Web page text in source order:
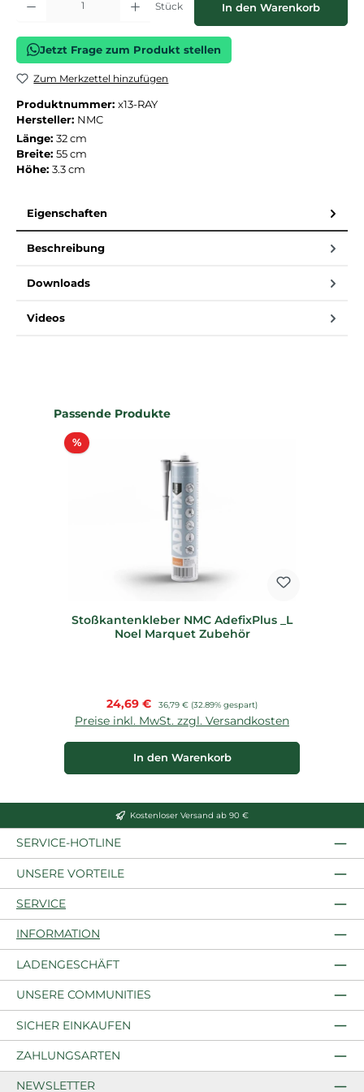
Stück In den Warenkorb
Jetzt Frage zum Produkt stellen
Zum Merkzettel hinzufügen
Produktnummer: x13-RAY
Hersteller: NMC
Länge: 32 cm
Breite: 55 cm
Höhe: 3.3 cm
Eigenschaften
Beschreibung
Downloads
Videos
Produktgalerie überspringen
Passende Produkte
%Rabatt
Stoßkantenkleber NMC AdefixPlus _L
Noel Marquet Zubehör
Verkaufspreis:
24,69 € Regulärer Preis:
36,79 € (32.89% gespart)
Preise inkl. MwSt. zzgl. Versandkosten
In den Warenkorb
Kostenloser Versand ab 90 €
SERVICE-HOTLINE
UNSERE VORTEILE
SERVICE
INFORMATION
LADENGESCHÄFT
UNSERE COMMUNITIES
SICHER EINKAUFEN
ZAHLUNGSARTEN
NEWSLETTER